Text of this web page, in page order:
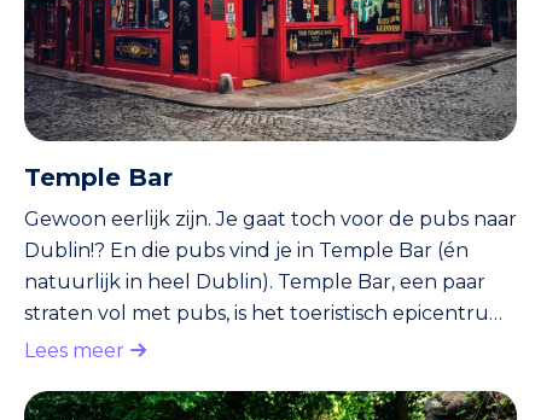
Temple Bar
Gewoon eerlijk zijn. Je gaat toch voor de pubs naar
Dublin!? En die pubs vind je in Temple Bar (én
natuurlijk in heel Dublin). Temple Bar, een paar
straten vol met pubs, is het toeristisch epicentrum.
Ook Dubliners komen er graag. Verder zijn er
boekt, is de kans groot dat je in Temple Bar
Lees meer